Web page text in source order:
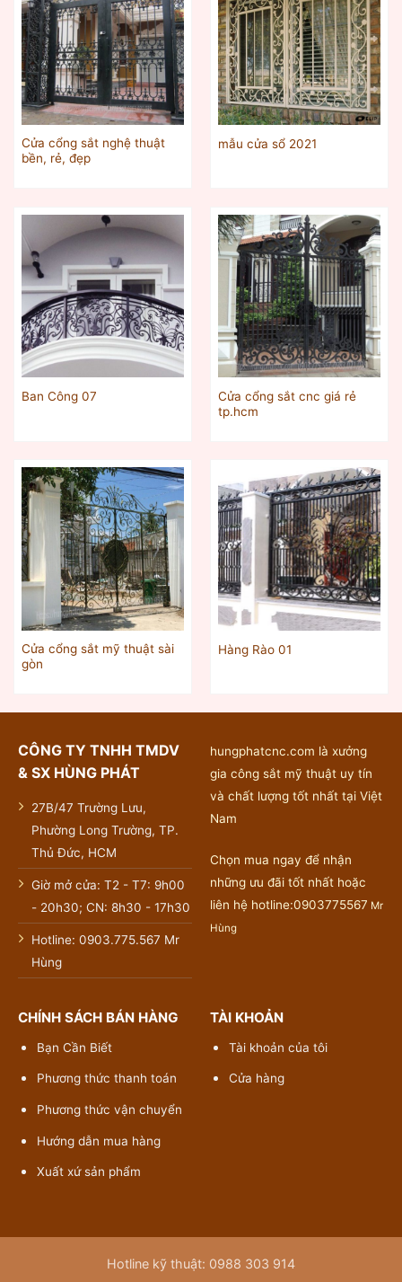
Cửa cổng sắt nghệ thuật
bền, rẻ, đẹp
mẫu cửa sổ 2021
Ban Công 07
Cửa cổng sắt cnc giá rẻ
tp.hcm
Cửa cổng sắt mỹ thuật sài
gòn
Hàng Rào 01
CÔNG TY TNHH TMDV
& SX HÙNG PHÁT
27B/47 Trường Lưu,
Phường Long Trường, TP.
Thủ Đức, HCM
Giờ mở cửa: T2 - T7: 9h00
- 20h30; CN: 8h30 - 17h30
Hotline: 0903.775.567 Mr
Hùng
hungphatcnc.com là xưởng
gia công sắt mỹ thuật uy tín
và chất lượng tốt nhất tại Việt
Nam
Chọn mua ngay để nhận
những ưu đãi tốt nhất hoặc
liên hệ hotline:0903775567 Mr
Hùng
CHÍNH SÁCH BÁN HÀNG
Bạn Cần Biết
Phương thức thanh toán
Phương thức vận chuyển
Hướng dẫn mua hàng
Xuất xứ sản phẩm
TÀI KHOẢN
Tài khoản của tôi
Cửa hàng
Hotline kỹ thuật: 0988 303 914